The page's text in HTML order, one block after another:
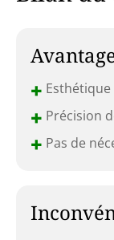
+
+ Précision
+ Pas de